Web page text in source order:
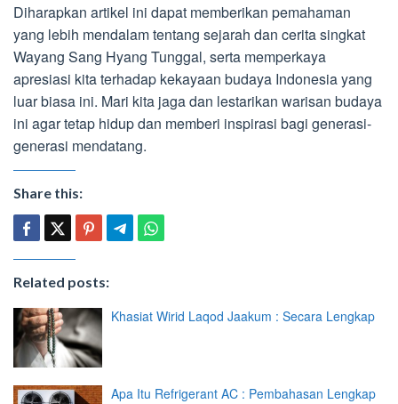
Diharapkan artikel ini dapat memberikan pemahaman
yang lebih mendalam tentang sejarah dan cerita singkat
Wayang Sang Hyang Tunggal, serta memperkaya
apresiasi kita terhadap kekayaan budaya Indonesia yang
luar biasa ini. Mari kita jaga dan lestarikan warisan budaya
ini agar tetap hidup dan memberi inspirasi bagi generasi-
generasi mendatang.
Share this:
Related posts:
Khasiat Wirid Laqod Jaakum : Secara Lengkap
Apa Itu Refrigerant AC : Pembahasan Lengkap